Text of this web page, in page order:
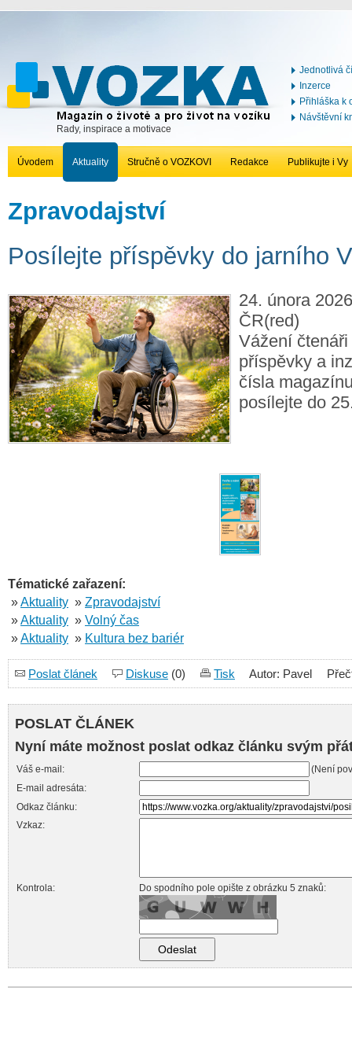
Rady, inspirace a motivace
Jednotlivá
Inzerce
Přihláška k
Návštěvní
Úvodem Aktuality Stručně o VOZKOVI Redakce Publikujte i Vy
Zpravodajství
Posílejte příspěvky do jarního
24. února
ČR(red)
Vážení
příspěvky a
čísla
posílejte do
Tématické zařazení:
»Aktuality » Zpravodajství
»Aktuality » Volný čas
»Aktuality » Kultura bez bariér
Poslat článek Diskuse (0) Tisk Autor: Pavel
POSLAT ČLÁNEK
Nyní máte možnost poslat odkaz článku svým
Váš e-mail:
(Není
E-mail adresáta:
Odkaz článku:
Vzkaz:
Kontrola: Do spodního pole opište z obrázku 5 znaků: